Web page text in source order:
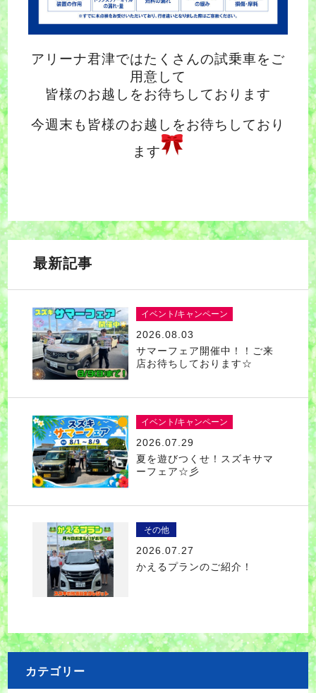
アリーナ君津ではたくさんの試乗車をご
用意して
皆様のお越しをお待ちしております
今週末も皆様のお越しをお待ちしており
ます
最新記事
イベント/キャンペーン
2026.08.03
サマーフェア開催中！！ご来
店お待ちしております☆
イベント/キャンペーン
2026.07.29
夏を遊びつくせ！スズキサマ
ーフェア☆彡
その他
2026.07.27
かえるプランのご紹介！
カテゴリー